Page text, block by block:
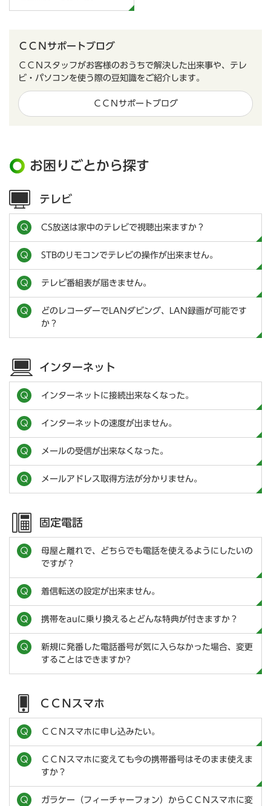
ＣＣＮサポートブログ
ＣＣＮスタッフがお客様のおうちで解決した出来事や、テレ
ビ・パソコンを使う際の豆知識をご紹介します。
ＣＣＮサポートブログ
お困りごとから探す
テレビ
CS放送は家中のテレビで視聴出来ますか？
STBのリモコンでテレビの操作が出来ません。
テレビ番組表が届きません。
どのレコーダーでLANダビング、LAN録画が可能です
か？
インターネット
インターネットに接続出来なくなった。
インターネットの速度が出ません。
メールの受信が出来なくなった。
メールアドレス取得方法が分かりません。
固定電話
母屋と離れで、どちらでも電話を使えるようにしたいの
ですが？
着信転送の設定が出来ません。
携帯をauに乗り換えるとどんな特典が付きますか？
新規に発番した電話番号が気に入らなかった場合、変更
することはできますか?
ＣＣＮスマホ
ＣＣＮスマホに申し込みたい。
ＣＣＮスマホに変えても今の携帯番号はそのまま使えま
すか？
ガラケー（フィーチャーフォン）からＣＣＮスマホに変